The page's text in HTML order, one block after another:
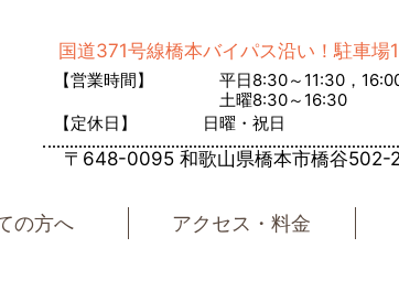
国道371号線橋本バイパス沿い！駐車場
【営業時間】
平日8:30～11:30，
土曜8:30～16:30
【定休日】
日曜・祝日
〒648-0095 和歌山県橋本市橋谷502-2
の方へ アクセス・料金